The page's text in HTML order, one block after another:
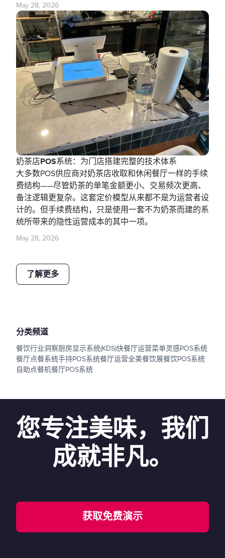
May 28, 2026
奶茶店POS系统：为门店搭建完整的技术体系
大多数POS供应商对奶茶店收取和休闲餐厅一样的手续
费结构——尽管奶茶的单笔金额更小、交易频次更高、
备注逻辑更复杂。这套定价模型从来都不是为运营者设
计的。但手续费结构，只是使用一套不为奶茶而建的系
统所带来的隐性运营成本的其中一项。
May 28, 2026
了解更多
分类频道
餐饮行业洞察厨房显示系统(KDS)快餐厅运营菜单灵感POS系统
餐厅点餐系统手持POS系统餐厅运营全美餐饮展餐饮POS系统
自助点餐机餐厅POS系统
您专注美味，我们
成就非凡。
获取免费演示